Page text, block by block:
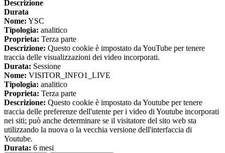
Descrizione
Durata
Nome: YSC
Tipologia: analitico
Proprieta: Terza parte
Descrizione: Questo cookie è impostato da YouTube per tenere
traccia delle visualizzazioni dei video incorporati.
Durata: Sessione
Nome: VISITOR_INFO1_LIVE
Tipologia: analitico
Proprieta: Terza parte
Descrizione: Questo cookie è impostato da Youtube per tenere
traccia delle preferenze dell'utente per i video di Youtube incorporati
nei siti; può anche determinare se il visitatore del sito web sta
utilizzando la nuova o la vecchia versione dell'interfaccia di
Youtube.
Durata: 6 mesi